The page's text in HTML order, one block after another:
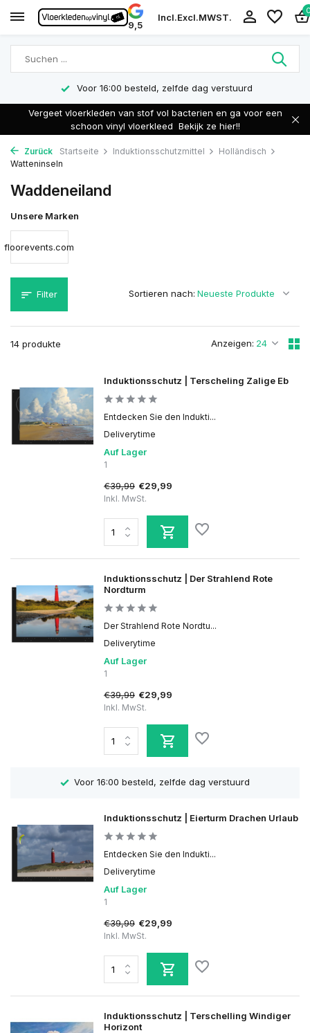
9,5
Incl.Excl.MWST.
Voor 16:00 besteld, zelfde dag verstuurd
Vergeet vloerkleden van stof vol bacterien en ga voor een
schoon vinyl vloerkleed Bekijk ze hier!!
Zurück Startseite Induktionsschutzmittel
Holländisch
Watteninseln
Waddeneiland
Unsere Marken
floorevents.com
Filter
14 produkte Anzeigen:
Sortieren nach:
Induktionsschutz | Terscheling Zalige Eb
Entdecken Sie den Indukti...
Deliverytime
Auf Lager
1
€39,99 €29,99
Inkl. MwSt.
Induktionsschutz | Der Strahlend Rote
Nordturm
Der Strahlend Rote Nordtu...
Deliverytime
Auf Lager
1
€39,99 €29,99
Inkl. MwSt.
Eigen Productie
Induktionsschutz | Eierturm Drachen Urlaub
Entdecken Sie den Indukti...
Deliverytime
Auf Lager
1
€39,99 €29,99
Inkl. MwSt.
Induktionsschutz | Terschelling Windiger
Horizont